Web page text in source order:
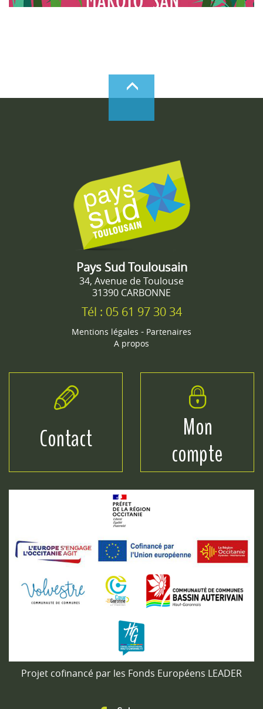
Pays Sud Toulousain
34, Avenue de Toulouse
31390 CARBONNE
Tél : 05 61 97 30 34
Mentions légales - Partenaires
A propos
Contact
Mon
compte
Projet cofinancé par les Fonds Européens LEADER